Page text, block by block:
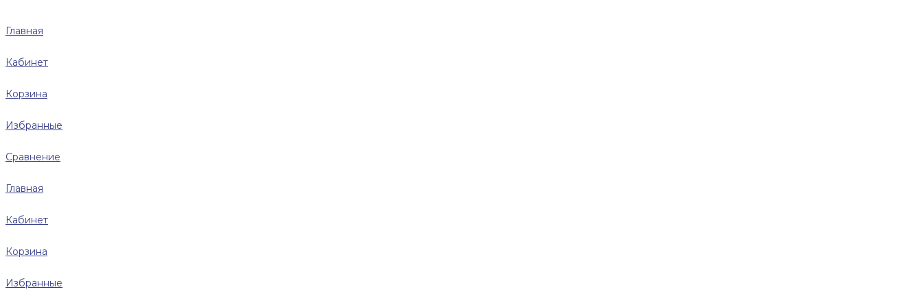
Главная
Кабинет
Корзина
Избранные
Сравнение
Главная
Кабинет
Корзина
Избранные